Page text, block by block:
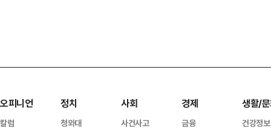
오피니언
칼럼
정치
청와대
사회
사건사고
경제
금융
생활/
건강정보